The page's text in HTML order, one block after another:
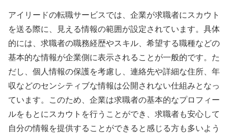
アイリードの転職サービスでは、企業が求職者にスカウト
を送る際に、見える情報の範囲が設定されています。具体
的には、求職者の職務経歴やスキル、希望する職種などの
基本的な情報が企業側に表示されることが一般的です。た
だし、個人情報の保護を考慮し、連絡先や詳細な住所、年
収などのセンシティブな情報は公開されない仕組みとなっ
ています。このため、企業は求職者の基本的なプロフィー
ルをもとにスカウトを行うことができ、求職者も安心して
自分の情報を提供することができると感じる方も多いよう